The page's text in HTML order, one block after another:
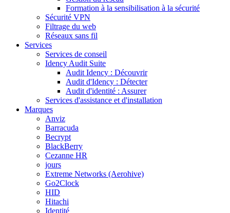
Formation à la sensibilisation à la sécurité
Sécurité VPN
Filtrage du web
Réseaux sans fil
Services
Services de conseil
Idency Audit Suite
Audit Idency : Découvrir
Audit d'Idency : Détecter
Audit d'identité : Assurer
Services d'assistance et d'installation
Marques
Anviz
Barracuda
Becrypt
BlackBerry
Cezanne HR
jours
Extreme Networks (Aerohive)
Go2Clock
HID
Hitachi
Identité